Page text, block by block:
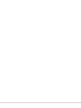
5 von 5